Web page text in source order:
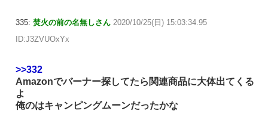
335: 焚火の前の名無しさん 2020/10/25(日) 15:03:34.95
ID:J3ZVUOxYx
>>332
Amazonでバーナー探してたら関連商品に大体出てくる
よ
俺のはキャンピングムーンだったかな